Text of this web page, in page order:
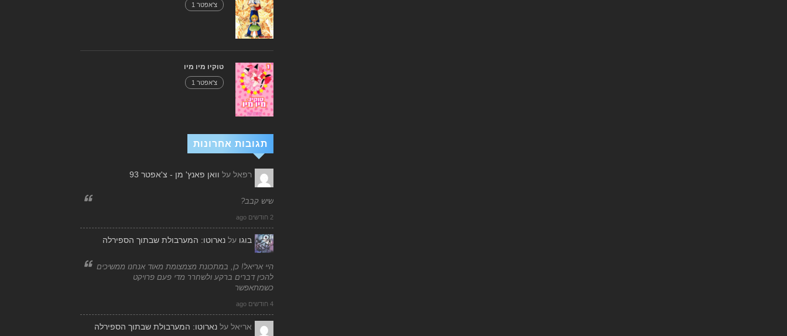
צ'אפטר 1
טוקיו מיו מיו
צ'אפטר 1
תגובות אחרונות
רפאל על וואן פאנץ' מן - צ'אפטר 93
שיש קבב?
2 חודשים ago
בוגו על נארוטו: המערבולת שבתוך הספירלה
היי אריאל! כן, במתכונת מצמצומת מאוד אנחנו ממשיכים
להכין דברים ברקע ולשחרר מדי פעם פרויקט
כשמתאפשר
4 חודשים ago
אריאל על נארוטו: המערבולת שבתוך הספירלה